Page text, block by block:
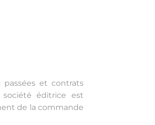
passées et contrats
éditrice est
de la commande